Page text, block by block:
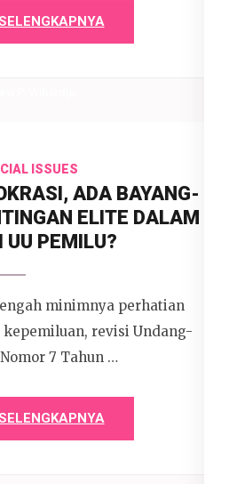
ISSUES
ADA BAYANG-
ELITE DALAM
UU PEMILU?
minimnya perhatian
revisi Undang-
7 Tahun …